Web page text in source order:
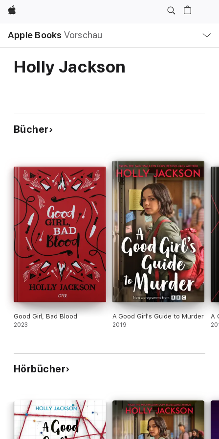
Apple
Apple Books Vorschau
Navigation
Menü
öffnen
Holly Jackson
Bücher
Good Girl, Bad Blood
2023
A Good Girl's Guide to Murder
2019
A
Hörbücher